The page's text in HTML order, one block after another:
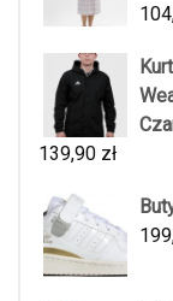
139,90 zł